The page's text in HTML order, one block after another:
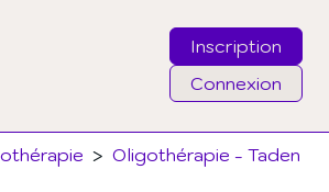
Inscription
Connexion
> Oligothérapie - Taden